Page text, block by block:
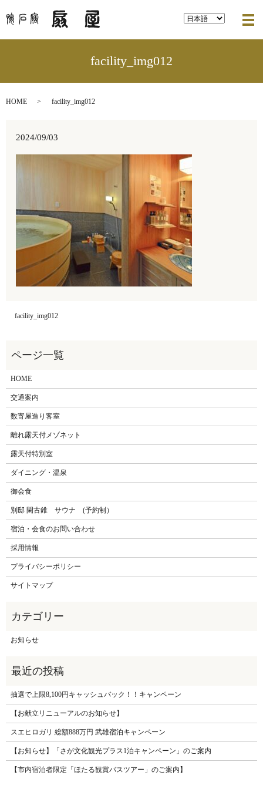
facility_img012
HOME facility_img012
2024/09/03
facility_img012
HOME
交通案内
数寄屋造り客室
離れ露天付メゾネット
露天付特別室
ダイニング・温泉
御会食
別邸 閑古錐 サウナ (予約制）
宿泊・会食のお問い合わせ
採用情報
プライバシーポリシー
サイトマップ
お知らせ
抽選で上限8,100円キャッシュバック！！キャンペーン
【お献立リニューアルのお知らせ】
スエヒロガリ 総額888万円 武雄宿泊キャンペーン
【お知らせ】「さが文化観光プラス1泊キャンペーン」のご案内
【市内宿泊者限定「ほたる観賞バスツアー」のご案内】